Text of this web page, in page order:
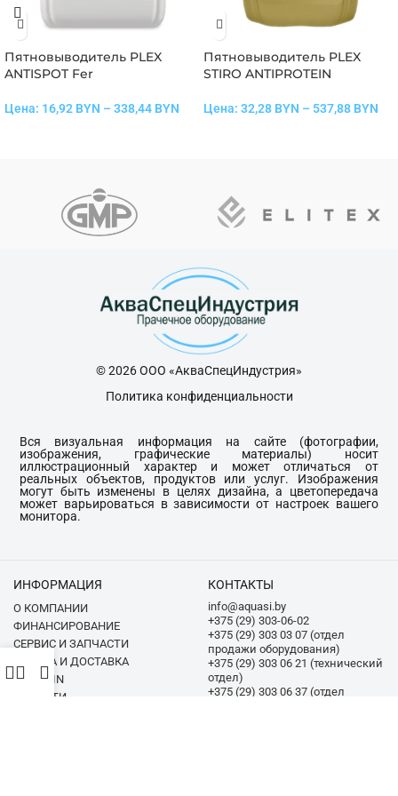
Пятновыводитель PLEX
ANTISPOT Fer
Цена: 16,92 BYN – 338,44 BYN
Пятновыводитель PLEX
STIRO ANTIPROTEIN
Цена: 32,28 BYN – 537,88 BYN
© 2026 ООО «АкваСпецИндустрия»
Политика конфиденциальности
Вся визуальная информация на сайте (фотографии,
изображения, графические материалы) носит
иллюстрационный характер и может отличаться от
реальных объектов, продуктов или услуг. Изображения
могут быть изменены в целях дизайна, а цветопередача
может варьироваться в зависимости от настроек вашего
монитора.
ИНФОРМАЦИЯ
О КОМПАНИИ
ФИНАНСИРОВАНИЕ
СЕРВИС И ЗАПЧАСТИ
ОПЛАТА И ДОСТАВКА
TRADE-IN
НОВОСТИ
КОНТАКТЫ
info@aquasi.by
+375 (29) 303-06-02
+375 (29) 303 03 07 (отдел
продажи оборудования)
+375 (29) 303 06 21 (технический
отдел)
+375 (29) 303 06 37 (отдел